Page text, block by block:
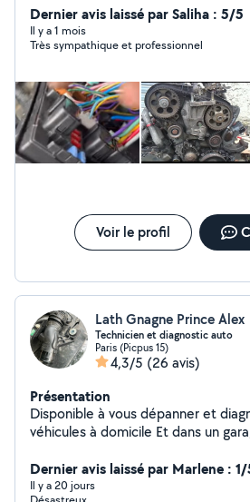
une panne dans votre véhicule
possibilité de faire la réparation à
votre lieu de travail Tout véhicules merci de me laisser
également du transport
Dernier avis laissé par Saliha : 5/5
Il y a 1 mois
Très sympathique et professionnel
Voir le profil
Lath Gnagne Prince Alex
Technicien et diagnostic auto
Paris (Picpus 15)
4,3/5 (26 avis)
Présentation
Disponible à vous dépanner et
véhicules à domicile Et dans un garage pour les week-
Dernier avis laissé par Marlene :
Il y a 20 jours